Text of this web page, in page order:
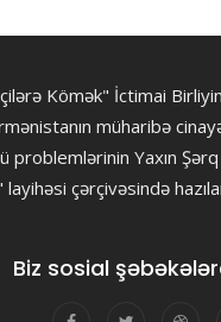
Kömək" İctimai
müharibə
problemlərinin Yaxın
layihəsi çərçivəsində
Biz sosial